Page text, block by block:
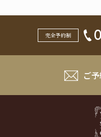
完全予約制
ご